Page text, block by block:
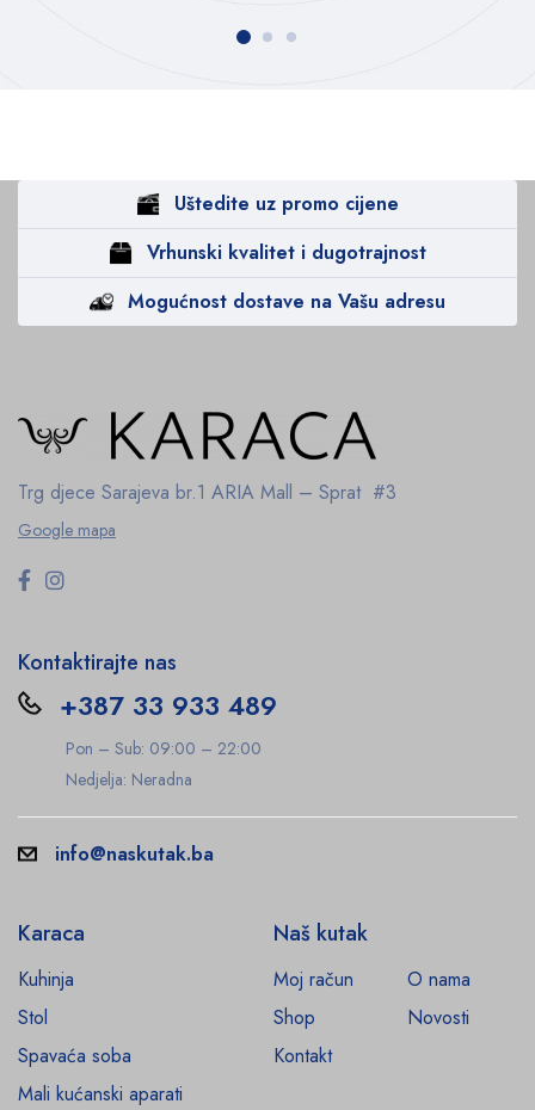
Uštedite uz promo cijene
Vrhunski kvalitet i dugotrajnost
Mogućnost dostave na Vašu adresu
Trg djece Sarajeva br.1 ARIA Mall – Sprat #3
Google mapa
Kontaktirajte nas
+387 33 933 489
Pon – Sub: 09:00 – 22:00
Nedjelja: Neradna
info@naskutak.ba
Karaca
Kuhinja
Stol
Spavaća soba
Mali kućanski aparati
Naš kutak
Moj račun
O nama
Shop
Novosti
Kontakt